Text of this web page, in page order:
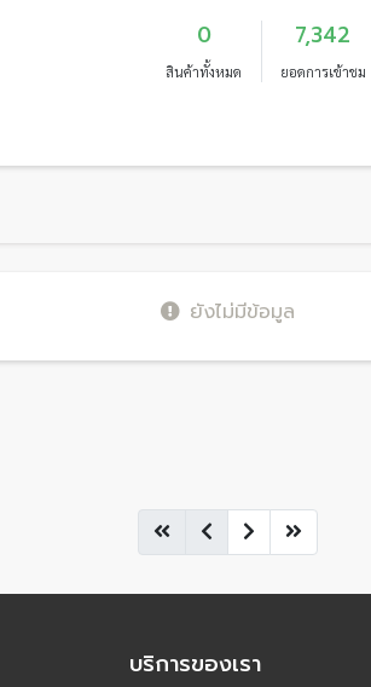
0
สินค้าทั้งหมด
7,342
ยอดการเข้าชม
ยังไม่มีข้อมูล
บริการของเรา